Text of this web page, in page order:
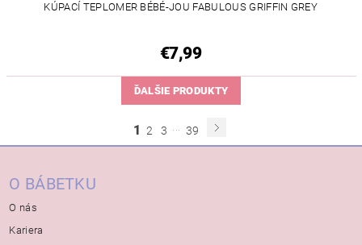
KÚPACÍ TEPLOMER BÉBÉ-JOU FABULOUS GRIFFIN GREY
€7,99
ĎALŠIE PRODUKTY
1 2 3 39
O BÁBETKU
O nás
Kariera